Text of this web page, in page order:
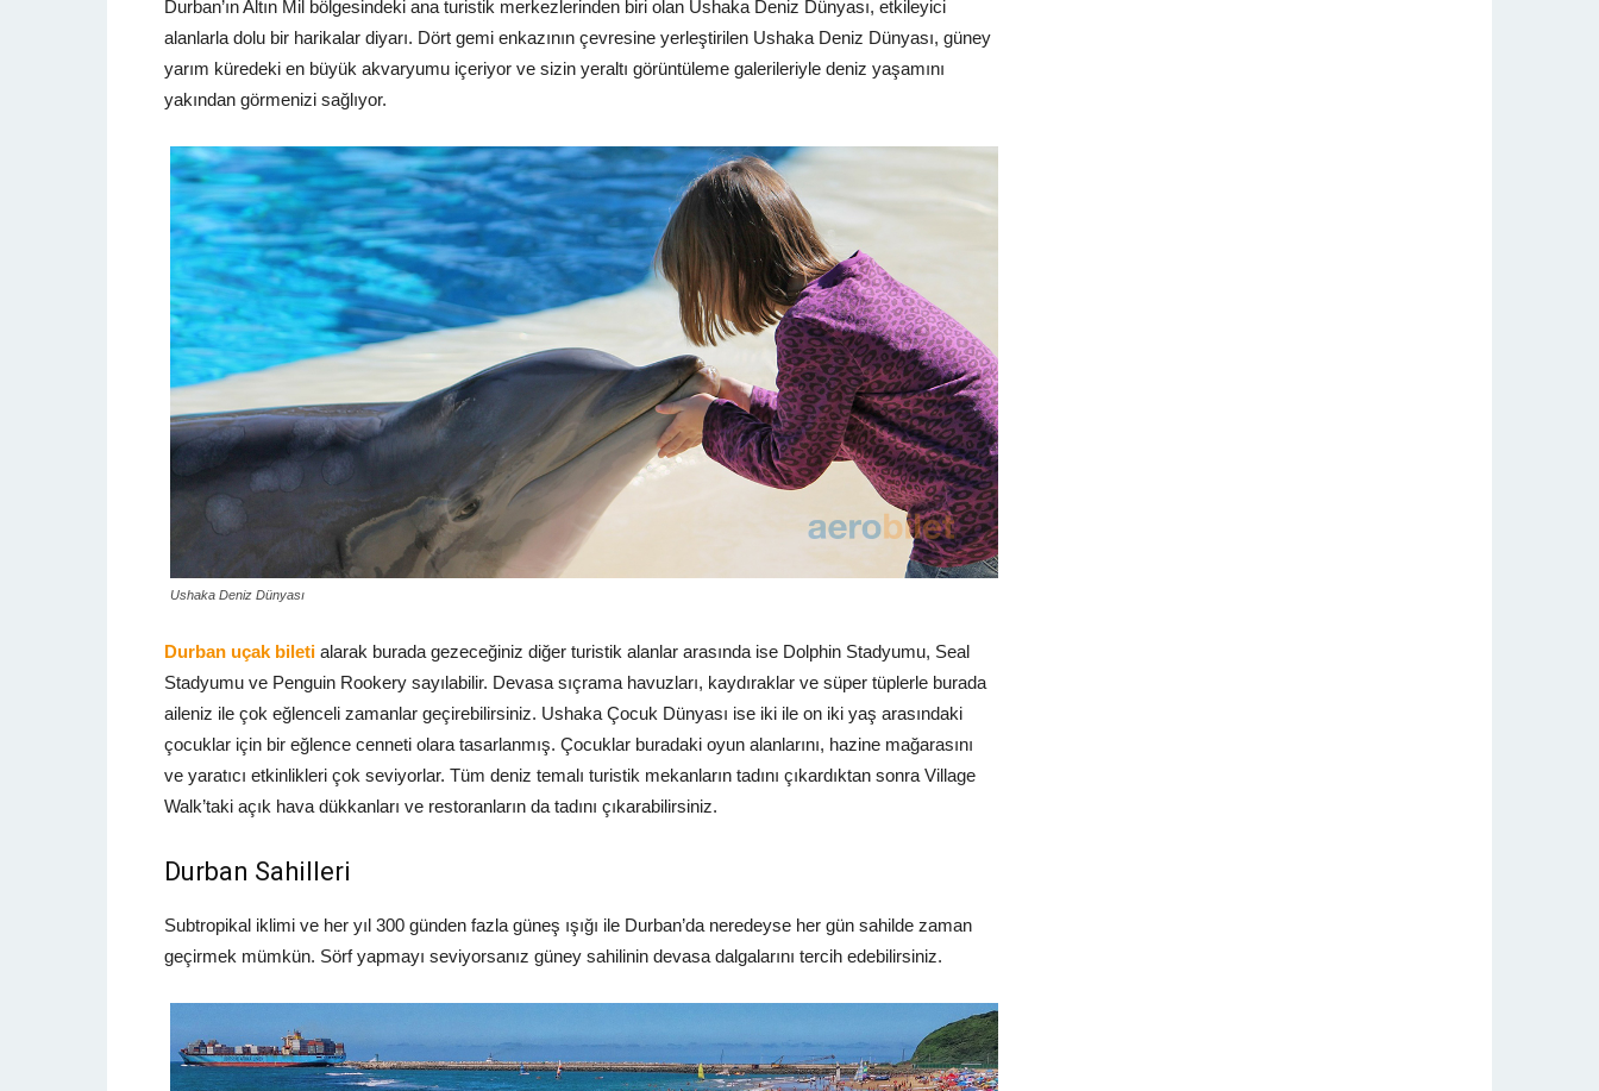
Durban’ın Altın Mil bölgesindeki ana turistik merkezlerinden biri olan Ushaka Deniz Dünyası, etkileyici
alanlarla dolu bir harikalar diyarı. Dört gemi enkazının çevresine yerleştirilen Ushaka Deniz Dünyası, güney
yarım küredeki en büyük akvaryumu içeriyor ve sizin yeraltı görüntüleme galerileriyle deniz yaşamını
yakından görmenizi sağlıyor.
Ushaka Deniz Dünyası
Durban uçak bileti alarak burada gezeceğiniz diğer turistik alanlar arasında ise Dolphin Stadyumu, Seal
Stadyumu ve Penguin Rookery sayılabilir. Devasa sıçrama havuzları, kaydıraklar ve süper tüplerle burada
aileniz ile çok eğlenceli zamanlar geçirebilirsiniz. Ushaka Çocuk Dünyası ise iki ile on iki yaş arasındaki
çocuklar için bir eğlence cenneti olara tasarlanmış. Çocuklar buradaki oyun alanlarını, hazine mağarasını
ve yaratıcı etkinlikleri çok seviyorlar. Tüm deniz temalı turistik mekanların tadını çıkardıktan sonra Village
Walk’taki açık hava dükkanları ve restoranların da tadını çıkarabilirsiniz.
Durban Sahilleri
Subtropikal iklimi ve her yıl 300 günden fazla güneş ışığı ile Durban’da neredeyse her gün sahilde zaman
geçirmek mümkün. Sörf yapmayı seviyorsanız güney sahilinin devasa dalgalarını tercih edebilirsiniz.